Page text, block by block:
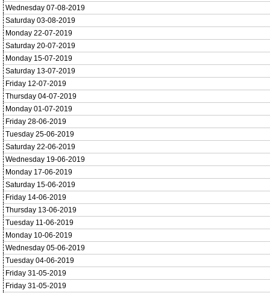
Wednesday 07-08-2019
Saturday 03-08-2019
Monday 22-07-2019
Saturday 20-07-2019
Monday 15-07-2019
Saturday 13-07-2019
Friday 12-07-2019
Thursday 04-07-2019
Monday 01-07-2019
Friday 28-06-2019
Tuesday 25-06-2019
Saturday 22-06-2019
Wednesday 19-06-2019
Monday 17-06-2019
Saturday 15-06-2019
Friday 14-06-2019
Thursday 13-06-2019
Tuesday 11-06-2019
Monday 10-06-2019
Wednesday 05-06-2019
Tuesday 04-06-2019
Friday 31-05-2019
Friday 31-05-2019